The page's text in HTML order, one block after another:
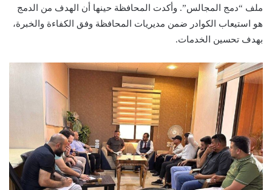
ملف “دمج المجالس”. وأكدت المحافظة حينها أن الهدف من الدمج
هو استيعاب الكوادر ضمن مديريات المحافظة وفق الكفاءة والخبرة،
بهدف تحسين الخدمات.